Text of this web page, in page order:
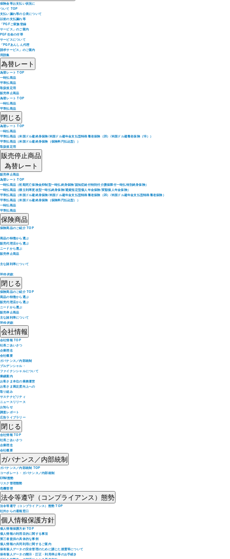
保険金等お支払い状況に
ついて TOP
支払い漏れ等の公表について
以前の支払漏れ等
「PGFご家族登録
サービス」のご案内
PGF生命の付帯
サービスについて
「PGFあんしん代理
請求サービス」のご案内
用語集
為替レート
為替レート TOP
一時払商品
平準払商品
取扱規定用
販売停止商品
為替レート TOP
一時払商品
平準払商品
閉じる
為替レート TOP
一時払商品
平準払商品（米国ドル建終身保険/米国ドル建年金支払型特殊養老保険（20）/米国ドル建養老保険（18））
平準払商品（米国ドル建終身保険（保険料円払込型））
取扱規定用
販売停止商品
為替レート
販売停止商品
為替レート TOP
一時払商品（初期死亡保険金抑制型一時払終身保険/認知症給付特則付介護保障付一時払特別終身保険）
一時払商品（積立利率更改型一時払終身保険/通貨指定型個人年金保険/変額個人年金保険）
平準払商品（米国ドル建終身保険/米国ドル建年金支払型特殊養老保険（20）/米国ドル建年金支払型特殊養老保険）
平準払商品（米国ドル建終身保険（保険料円払込型））
一時払商品
平準払商品
保険商品
保険商品のご紹介 TOP
商品の特徴から選ぶ
販売代理店から選ぶ
ニードから選ぶ
販売停止商品
主な諸利率について
Web約款
閉じる
保険商品のご紹介 TOP
商品の特徴から選ぶ
販売代理店から選ぶ
ニードから選ぶ
販売停止商品
主な諸利率について
Web約款
会社情報
会社情報 TOP
社長ごあいさつ
企業理念
会社概要
ガバナンス／内部統制
プルデンシャル・
ファイナンシャルについて
業績案内
お客さま本位の業務運営
お客さま満足度向上への
取り組み
サステナビリティ
ニュースリリース
お知らせ
調査レポート
広告ライブラリー
閉じる
会社情報 TOP
社長ごあいさつ
企業理念
会社概要
ガバナンス／内部統制
ガバナンス／内部統制 TOP
コーポレート・ガバナンス／内部統制
ERM態勢
リスク管理態勢
危機管理
法令等遵守（コンプライアンス）態勢
法令等遵守（コンプライアンス）態勢 TOP
社外からの通報窓口
個人情報保護方針
個人情報保護方針 TOP
個人情報の利用目的に関する事項
第三者提供の具体的な事例
個人情報の共同利用に関するご案内
保有個人データの安全管理のために講じた措置等について
保有個人データの開示・訂正・利用停止等のお手続き